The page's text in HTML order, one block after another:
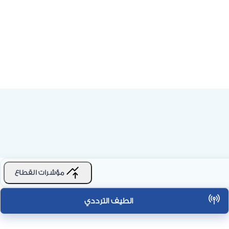
مؤشرات القطاع
الطيف الترددي